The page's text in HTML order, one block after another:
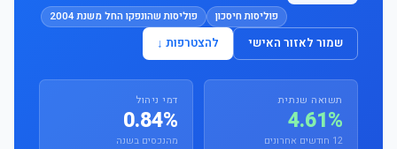
פוליסות חיסכון פוליסות שהונפקו החל משנת 2004
שמור לאזור האישי להצטרפות ↓
תשואה שנתית
4.61%
12 חודשים אחרונים
דמי ניהול
0.84%
מהנכסים בשנה